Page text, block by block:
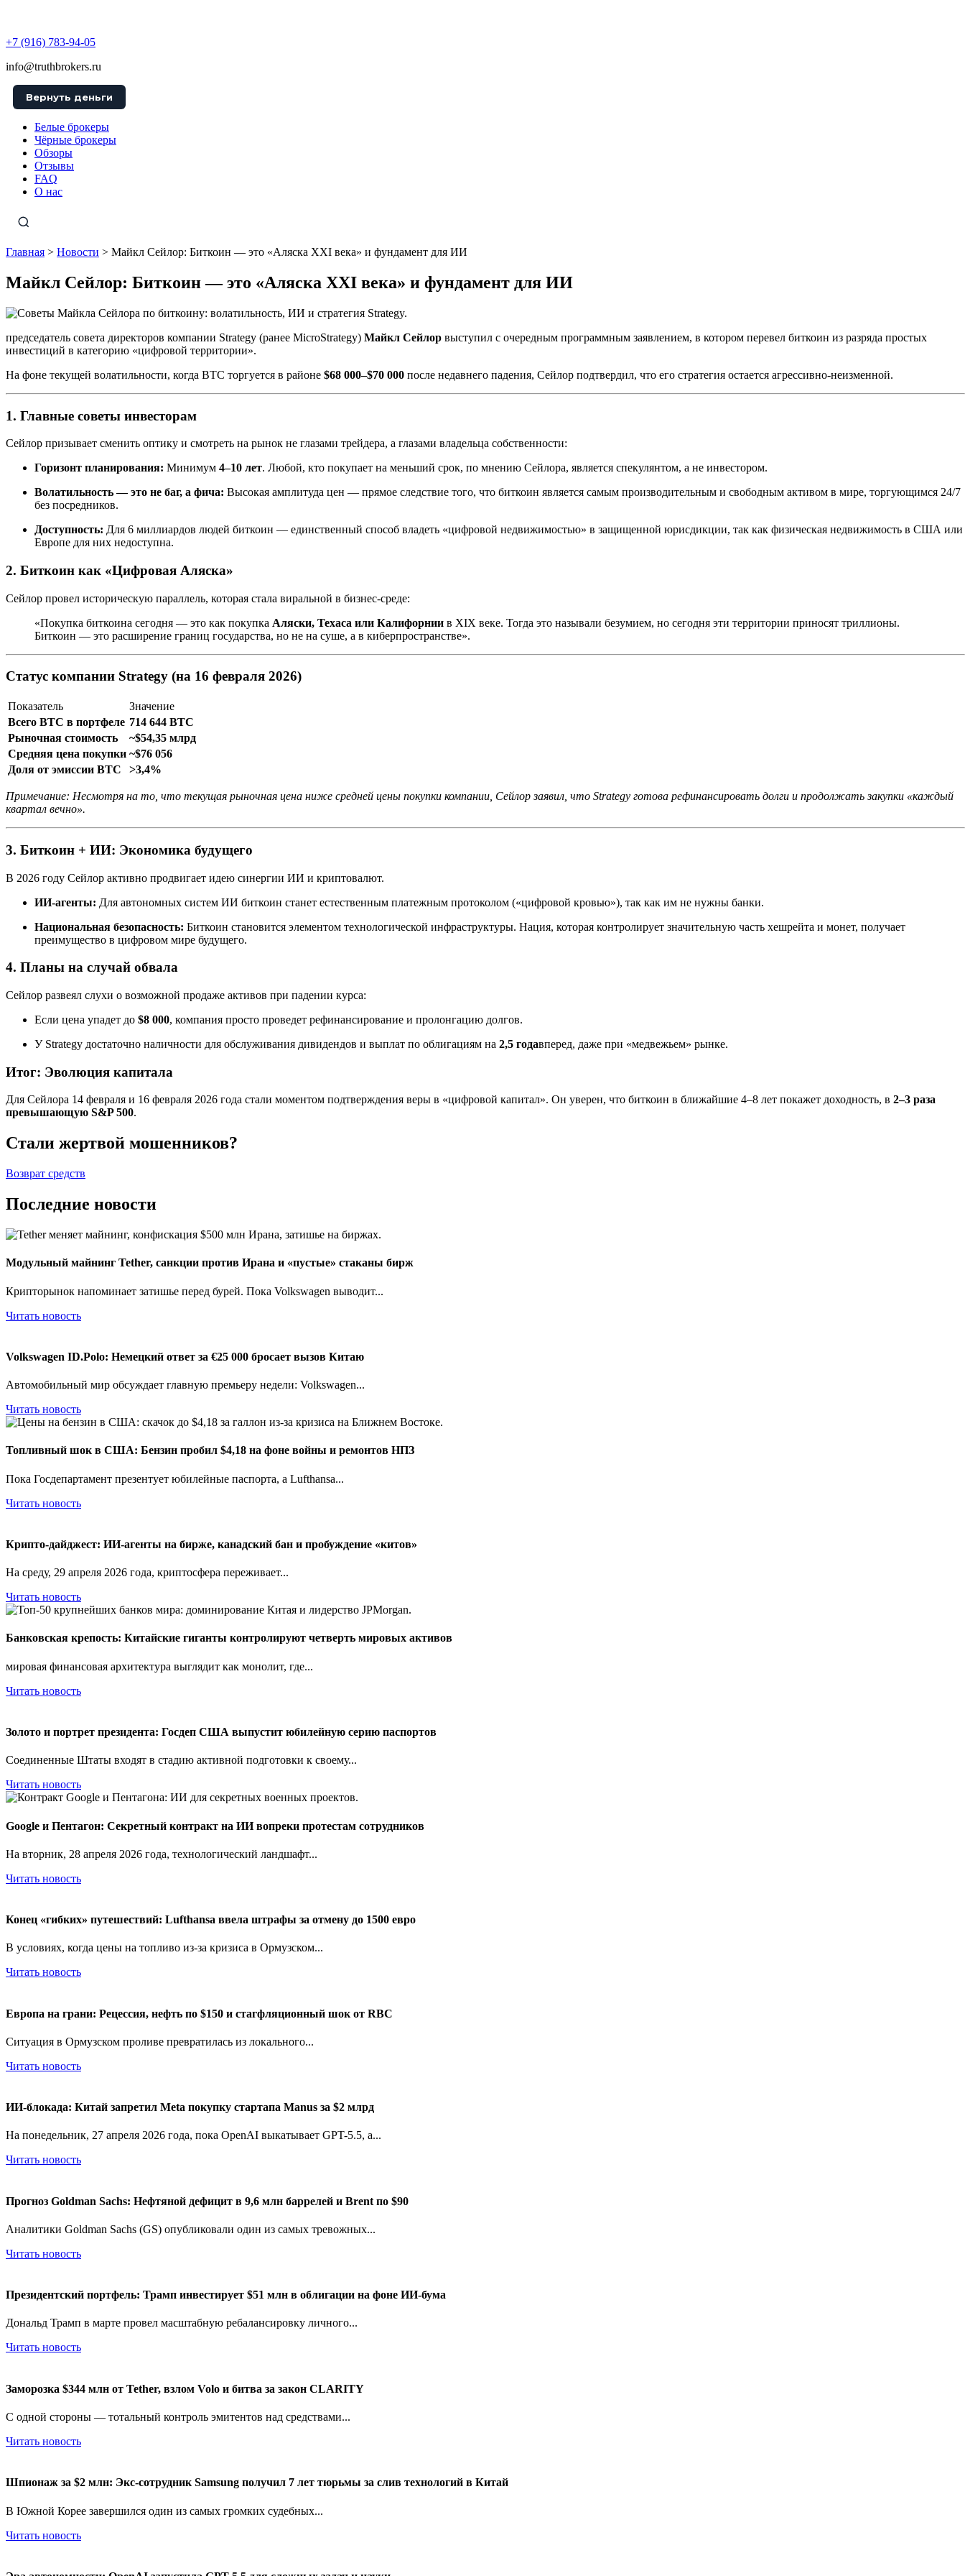
+7 (916) 783-94-05
info@truthbrokers.ru
Вернуть деньги
Белые брокеры
Чёрные брокеры
Обзоры
Отзывы
FAQ
О нас
Главная > Новости > Майкл Сейлор: Биткоин — это «Аляска XXI века» и фундамент для ИИ
Майкл Сейлор: Биткоин — это «Аляска XXI века» и фундамент для ИИ
председатель совета директоров компании Strategy (ранее MicroStrategy) Майкл Сейлор выступил с очередным программным заявлением, в котором перевел биткоин из разряда простых
инвестиций в категорию «цифровой территории».
На фоне текущей волатильности, когда BTC торгуется в районе $68 000–$70 000 после недавнего падения, Сейлор подтвердил, что его стратегия остается агрессивно-неизменной.
1. Главные советы инвесторам
Сейлор призывает сменить оптику и смотреть на рынок не глазами трейдера, а глазами владельца собственности:
Горизонт планирования: Минимум 4–10 лет. Любой, кто покупает на меньший срок, по мнению Сейлора, является спекулянтом, а не инвестором.
Волатильность — это не баг, а фича: Высокая амплитуда цен — прямое следствие того, что биткоин является самым производительным и свободным активом в мире, торгующимся 24/7
без посредников.
Доступность: Для 6 миллиардов людей биткоин — единственный способ владеть «цифровой недвижимостью» в защищенной юрисдикции, так как физическая недвижимость в США или
Европе для них недоступна.
2. Биткоин как «Цифровая Аляска»
Сейлор провел историческую параллель, которая стала виральной в бизнес-среде:
«Покупка биткоина сегодня — это как покупка Аляски, Техаса или Калифорнии в XIX веке. Тогда это называли безумием, но сегодня эти территории приносят триллионы.
Биткоин — это расширение границ государства, но не на суше, а в киберпространстве».
Статус компании Strategy (на 16 февраля 2026)
Показатель
Значение
Всего BTC в портфеле 714 644 BTC
Рыночная стоимость
~$54,35 млрд
Средняя цена покупки ~$76 056
Доля от эмиссии BTC
>3,4%
Примечание: Несмотря на то, что текущая рыночная цена ниже средней цены покупки компании, Сейлор заявил, что Strategy готова рефинансировать долги и продолжать закупки «каждый
квартал вечно».
3. Биткоин + ИИ: Экономика будущего
В 2026 году Сейлор активно продвигает идею синергии ИИ и криптовалют.
ИИ-агенты: Для автономных систем ИИ биткоин станет естественным платежным протоколом («цифровой кровью»), так как им не нужны банки.
Национальная безопасность: Биткоин становится элементом технологической инфраструктуры. Нация, которая контролирует значительную часть хешрейта и монет, получает
преимущество в цифровом мире будущего.
4. Планы на случай обвала
Сейлор развеял слухи о возможной продаже активов при падении курса:
Если цена упадет до $8 000, компания просто проведет рефинансирование и пролонгацию долгов.
У Strategy достаточно наличности для обслуживания дивидендов и выплат по облигациям на 2,5 годавперед, даже при «медвежьем» рынке.
Итог: Эволюция капитала
Для Сейлора 14 февраля и 16 февраля 2026 года стали моментом подтверждения веры в «цифровой капитал». Он уверен, что биткоин в ближайшие 4–8 лет покажет доходность, в 2–3 раза
превышающую S&P 500.
Стали жертвой мошенников?
Возврат средств
Последние новости
Модульный майнинг Tether, санкции против Ирана и «пустые» стаканы бирж
Крипторынок напоминает затишье перед бурей. Пока Volkswagen выводит...
Читать новость
Volkswagen ID.Polo: Немецкий ответ за €25 000 бросает вызов Китаю
Автомобильный мир обсуждает главную премьеру недели: Volkswagen...
Читать новость
Топливный шок в США: Бензин пробил $4,18 на фоне войны и ремонтов НПЗ
Пока Госдепартамент презентует юбилейные паспорта, а Lufthansa...
Читать новость
Крипто-дайджест: ИИ-агенты на бирже, канадский бан и пробуждение «китов»
На среду, 29 апреля 2026 года, криптосфера переживает...
Читать новость
Банковская крепость: Китайские гиганты контролируют четверть мировых активов
мировая финансовая архитектура выглядит как монолит, где...
Читать новость
Золото и портрет президента: Госдеп США выпустит юбилейную серию паспортов
Соединенные Штаты входят в стадию активной подготовки к своему...
Читать новость
Google и Пентагон: Секретный контракт на ИИ вопреки протестам сотрудников
На вторник, 28 апреля 2026 года, технологический ландшафт...
Читать новость
Конец «гибких» путешествий: Lufthansa ввела штрафы за отмену до 1500 евро
В условиях, когда цены на топливо из-за кризиса в Ормузском...
Читать новость
Европа на грани: Рецессия, нефть по $150 и стагфляционный шок от RBC
Ситуация в Ормузском проливе превратилась из локального...
Читать новость
ИИ-блокада: Китай запретил Meta покупку стартапа Manus за $2 млрд
На понедельник, 27 апреля 2026 года, пока OpenAI выкатывает GPT-5.5, а...
Читать новость
Прогноз Goldman Sachs: Нефтяной дефицит в 9,6 млн баррелей и Brent по $90
Аналитики Goldman Sachs (GS) опубликовали один из самых тревожных...
Читать новость
Президентский портфель: Трамп инвестирует $51 млн в облигации на фоне ИИ-бума
Дональд Трамп в марте провел масштабную ребалансировку личного...
Читать новость
Заморозка $344 млн от Tether, взлом Volo и битва за закон CLARITY
С одной стороны — тотальный контроль эмитентов над средствами...
Читать новость
Шпионаж за $2 млн: Экс-сотрудник Samsung получил 7 лет тюрьмы за слив технологий в Китай
В Южной Корее завершился один из самых громких судебных...
Читать новость